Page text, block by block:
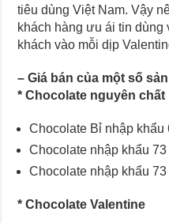
tiêu dùng Việt Nam. Vậy
khách hàng ưu ái tin dùng
khách vào mỗi dịp
– Giá bán của một số
* Chocolate nguyên chất
Chocolate Bỉ nhập
Chocolate nhập khẩu
Chocolate nhập khẩu
* Chocolate Valentine